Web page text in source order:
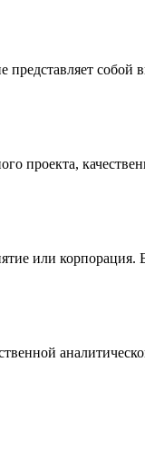
собой
проекта,
или корпорация.